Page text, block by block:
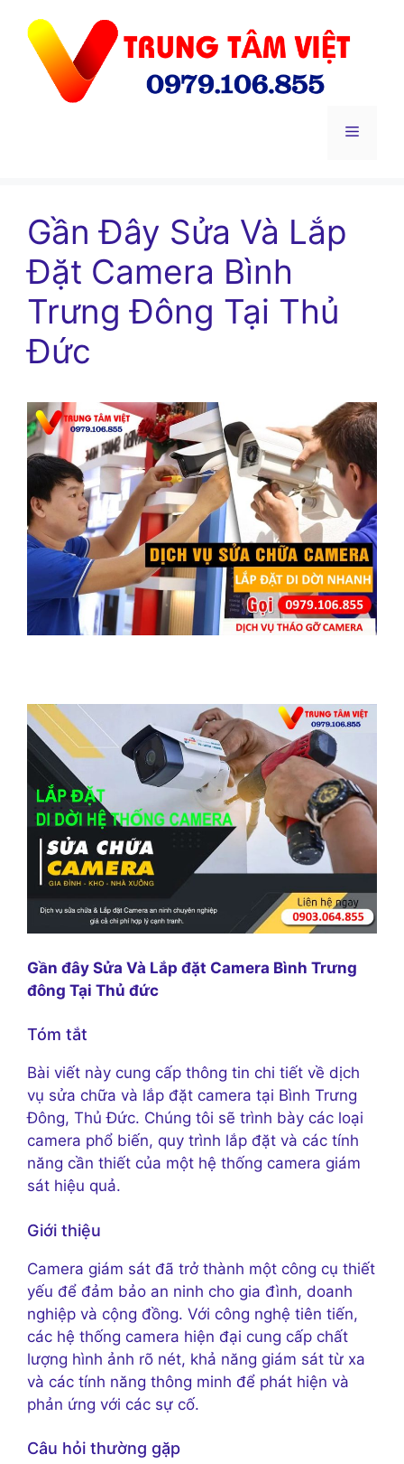
Menu
Gần Đây Sửa Và Lắp
Đặt Camera Bình
Trưng Đông Tại Thủ
Đức
Gần đây Sửa Và Lắp đặt Camera Bình Trưng
đông Tại Thủ đức
Tóm tắt
Bài viết này cung cấp thông tin chi tiết về dịch
vụ sửa chữa và lắp đặt camera tại Bình Trưng
Đông, Thủ Đức. Chúng tôi sẽ trình bày các loại
camera phổ biến, quy trình lắp đặt và các tính
năng cần thiết của một hệ thống camera giám
sát hiệu quả.
Giới thiệu
Camera giám sát đã trở thành một công cụ thiết
yếu để đảm bảo an ninh cho gia đình, doanh
nghiệp và cộng đồng. Với công nghệ tiên tiến,
các hệ thống camera hiện đại cung cấp chất
lượng hình ảnh rõ nét, khả năng giám sát từ xa
và các tính năng thông minh để phát hiện và
phản ứng với các sự cố.
Câu hỏi thường gặp